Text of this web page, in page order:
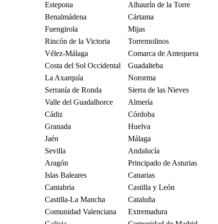
Estepona
Alhaurín de la Torre
Benalmádena
Cártama
Fuengirola
Mijas
Rincón de la Victoria
Torremolinos
Vélez-Málaga
Comarca de Antequera
Costa del Sol Occidental
Guadalteba
La Axarquía
Nororma
Serranía de Ronda
Sierra de las Nieves
Valle del Guadalhorce
Almería
Cádiz
Córdoba
Granada
Huelva
Jaén
Málaga
Sevilla
Andalucía
Aragón
Principado de Asturias
Islas Baleares
Canarias
Cantabria
Castilla y León
Castilla-La Mancha
Cataluña
Comunidad Valenciana
Extremadura